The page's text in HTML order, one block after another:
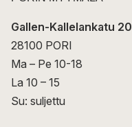
Gallen-Kallelankatu 20
28100 PORI
Ma – Pe 10-18
La 10 – 15
Su: suljettu